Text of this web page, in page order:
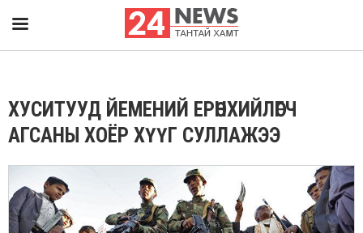
ХУСИТУУД ЙЕМЕНИЙ ЕРӨНХИЙЛӨГЧ
АГСАНЫ ХОЁР ХҮҮГ СУЛЛАЖЭЭ